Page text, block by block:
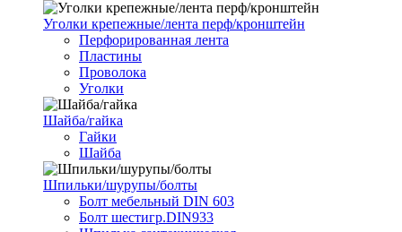
Уголки крепежные/лента перф/кронштейн
Перфорированная лента
Пластины
Проволока
Уголки
Шайба/гайка
Гайки
Шайба
Шпильки/шурупы/болты
Болт мебельный DIN 603
Болт шестигр.DIN933